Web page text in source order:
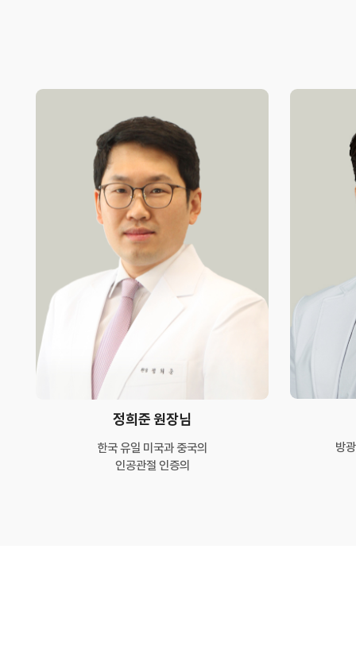
정희준 원장님
한국 유일 미국과 중국의
인공관절 인증의
방